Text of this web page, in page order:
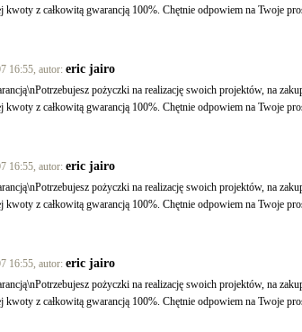
z całkowitą gwarancją 100%. Chętnie odpowiem na Twoje
16:55, autor: eric jairo
pożyczki na realizację swoich projektów, na
z całkowitą gwarancją 100%. Chętnie odpowiem na Twoje
16:55, autor: eric jairo
pożyczki na realizację swoich projektów, na
z całkowitą gwarancją 100%. Chętnie odpowiem na Twoje
16:55, autor: eric jairo
pożyczki na realizację swoich projektów, na
z całkowitą gwarancją 100%. Chętnie odpowiem na Twoje